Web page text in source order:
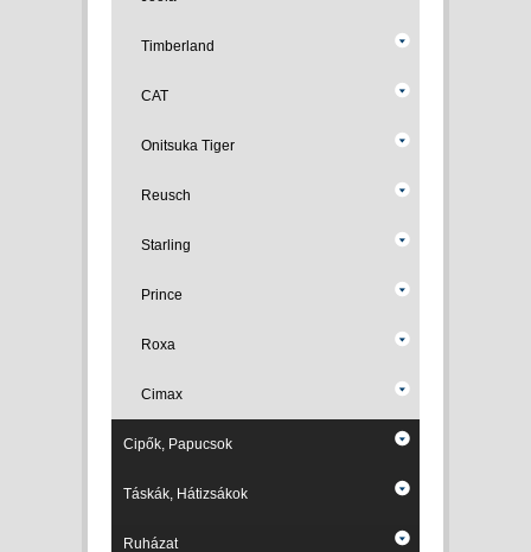
Timberland
CAT
Onitsuka Tiger
Reusch
Starling
Prince
Roxa
Cimax
Cipők, Papucsok
Táskák, Hátizsákok
Ruházat